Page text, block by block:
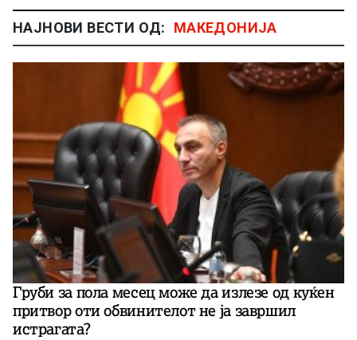
НАЈНОВИ ВЕСТИ ОД: МАКЕДОНИЈА
Груби за пола месец може да излезе од куќен
притвор оти обвинителот не ја завршил
истрагата?